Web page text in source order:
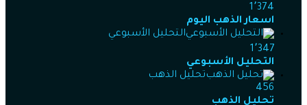
1٬374
اسعار الذهب اليوم
التحليل الأسبوعي
1٬347
التحليل الأسبوعي
تحليل الذهب
456
تحليل الذهب